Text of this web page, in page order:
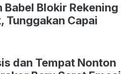
Babel Blokir Rekening
Tunggakan Capai
dan Tempat Nonton